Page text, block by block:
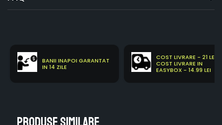
BANII INAPOI GARANTAT
IN 14 ZILE
COST LIVRARE - 21 LEI
COST LIVRARE IN
EASYBOX - 14.99 LEI